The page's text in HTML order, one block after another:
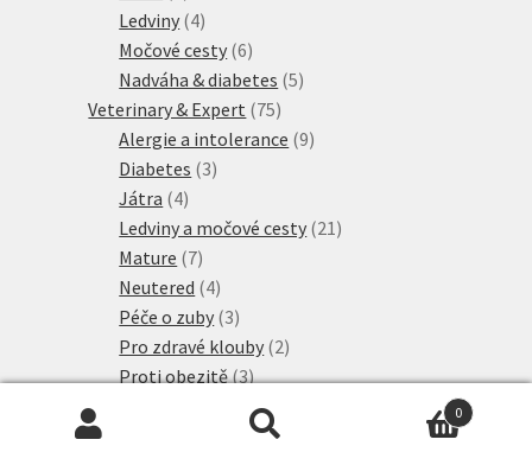
produkty
Ledviny 44
produkty
Močové cesty 66
produktů
Nadváha & diabetes 55
Veterinary & Expert 7575
produktů
Alergie a intolerance 99
Diabetes 33
Játra 44
produkty
Ledviny a močové cesty 21 21
Mature 77
produktů
Neutered 44
produkty
Péče o zuby 33
produkty
Pro zdravé klouby 22
produkty
Proti obezitě 33
produkty
produkty
0